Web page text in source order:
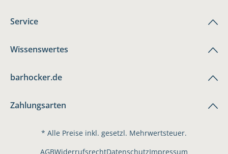
Service
Wissenswertes
barhocker.de
Zahlungsarten
* Alle Preise inkl. gesetzl. Mehrwertsteuer.
AGBWiderrufsrechtDatenschutzImpressum